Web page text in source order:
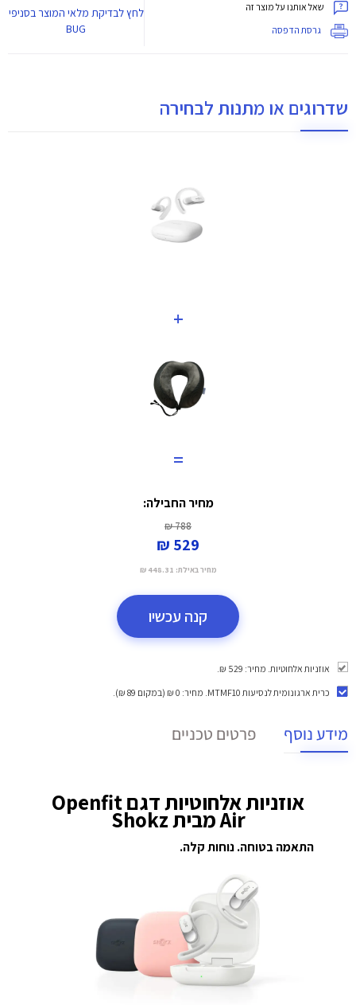
שאל אותנו על מוצר זה
גרסת הדפסה
לחץלבדיקת מלאי המוצר בסניפי
BUG
שדרוגים או מתנות לבחירה
+
=
מחיר החבילה:
788 ₪
529 ₪
מחיר באילת: 448.31 ₪
קנה עכשיו
אוזניות אלחוטיות. מחיר: 529 ₪.
כרית ארגונומית לנסיעות MTMF10
. מחיר: 0 ₪ (במקום 89 ₪).
מידע נוסף פרטים טכניים
אוזניות אלחוטיות דגם Openfit
Air מבית Shokz
התאמה בטוחה. נוחות קלה.